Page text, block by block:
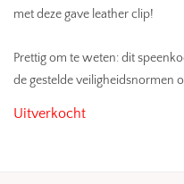
met deze gave leather clip!
Prettig om te weten: dit
de gestelde veiligheidsnormen
Uitverkocht